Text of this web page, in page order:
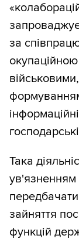
запроваджує
за
окупаційною
Така
ув'язненням
зайняття
функцій